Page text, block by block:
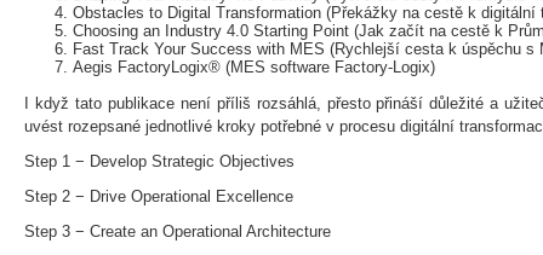
Obstacles to Digital Transformation (Překážky na cestě k digitální
Choosing an Industry 4.0 Starting Point (Jak začít na cestě k
Fast Track Your Success with MES (Rychlejší cesta k úspěchu s
Aegis FactoryLogix® (MES software Factory-Logix)
I když tato publikace není příliš rozsáhlá, přesto přináší důležité a
uvést rozepsané jednotlivé kroky potřebné v procesu digitální
Step 1 − Develop Strategic Objectives
Step 2 − Drive Operational Excellence
Step 3 − Create an Operational Architecture